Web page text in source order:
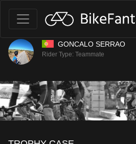
GONCALO SERRAO
Rider Type: Teammate